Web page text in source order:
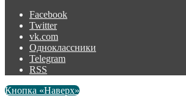
Facebook
Twitter
vk.com
Одноклассники
Telegram
RSS
Кнопка «Наверх»